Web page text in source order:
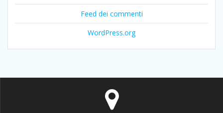
Feed dei commenti
WordPress.org